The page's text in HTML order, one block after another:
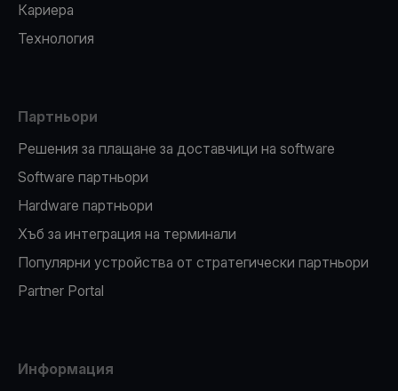
Кариера
Технология
Партньори
Решения за плащане за доставчици на software
Software партньори
Hardware партньори
Хъб за интеграция на терминали
Популярни устройства от стратегически партньори
Partner Portal
Информация